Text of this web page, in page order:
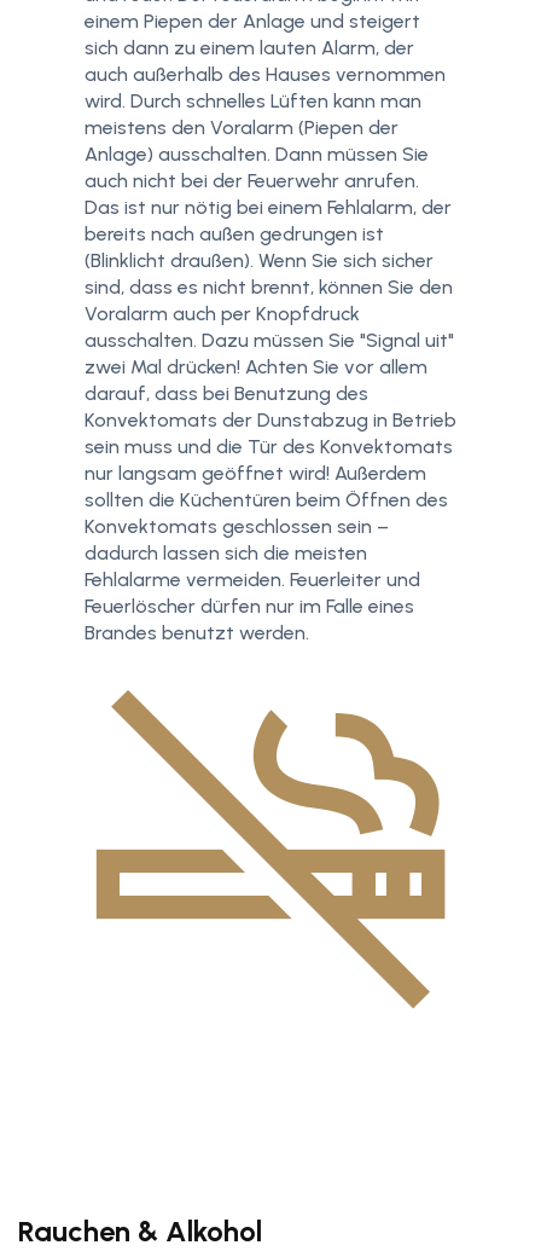
einem Piepen der Anlage und steigert
sich dann zu einem lauten Alarm, der
auch außerhalb des Hauses vernommen
wird. Durch schnelles Lüften kann man
meistens den Voralarm (Piepen der
Anlage) ausschalten. Dann müssen Sie
auch nicht bei der Feuerwehr anrufen.
Das ist nur nötig bei einem Fehlalarm, der
bereits nach außen gedrungen ist
(Blinklicht draußen). Wenn Sie sich sicher
sind, dass es nicht brennt, können Sie den
Voralarm auch per Knopfdruck
ausschalten. Dazu müssen Sie "Signal uit"
zwei Mal drücken! Achten Sie vor allem
darauf, dass bei Benutzung des
Konvektomats der Dunstabzug in Betrieb
sein muss und die Tür des Konvektomats
nur langsam geöffnet wird! Außerdem
sollten die Küchentüren beim Öffnen des
Konvektomats geschlossen sein –
dadurch lassen sich die meisten
Fehlalarme vermeiden. Feuerleiter und
Feuerlöscher dürfen nur im Falle eines
Brandes benutzt werden.
Rauchen & Alkohol